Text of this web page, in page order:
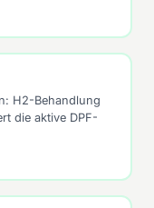
H2-Behandlung
die aktive DPF-